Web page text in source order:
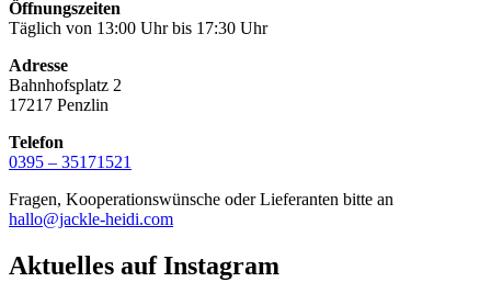
Öffnungszeiten
Täglich von 13:00 Uhr bis 17:30 Uhr
Adresse
Bahnhofsplatz 2
17217 Penzlin
Telefon
0395 – 35171521
Fragen, Kooperationswünsche oder Lieferanten bitte an
hallo@jackle-heidi.com
Aktuelles auf Instagram